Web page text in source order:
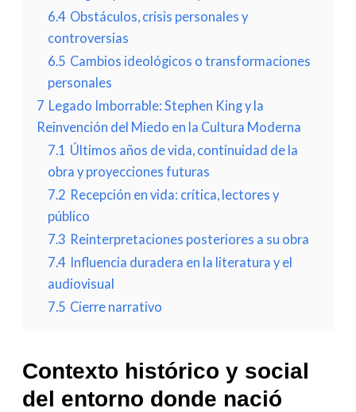
6.4 Obstáculos, crisis personales y
controversias
6.5 Cambios ideológicos o transformaciones
personales
7 Legado Imborrable: Stephen King y la
Reinvención del Miedo en la Cultura Moderna
7.1 Últimos años de vida, continuidad de la
obra y proyecciones futuras
7.2 Recepción en vida: crítica, lectores y
público
7.3 Reinterpretaciones posteriores a su obra
7.4 Influencia duradera en la literatura y el
audiovisual
7.5 Cierre narrativo
Contexto histórico y social
del entorno donde nació